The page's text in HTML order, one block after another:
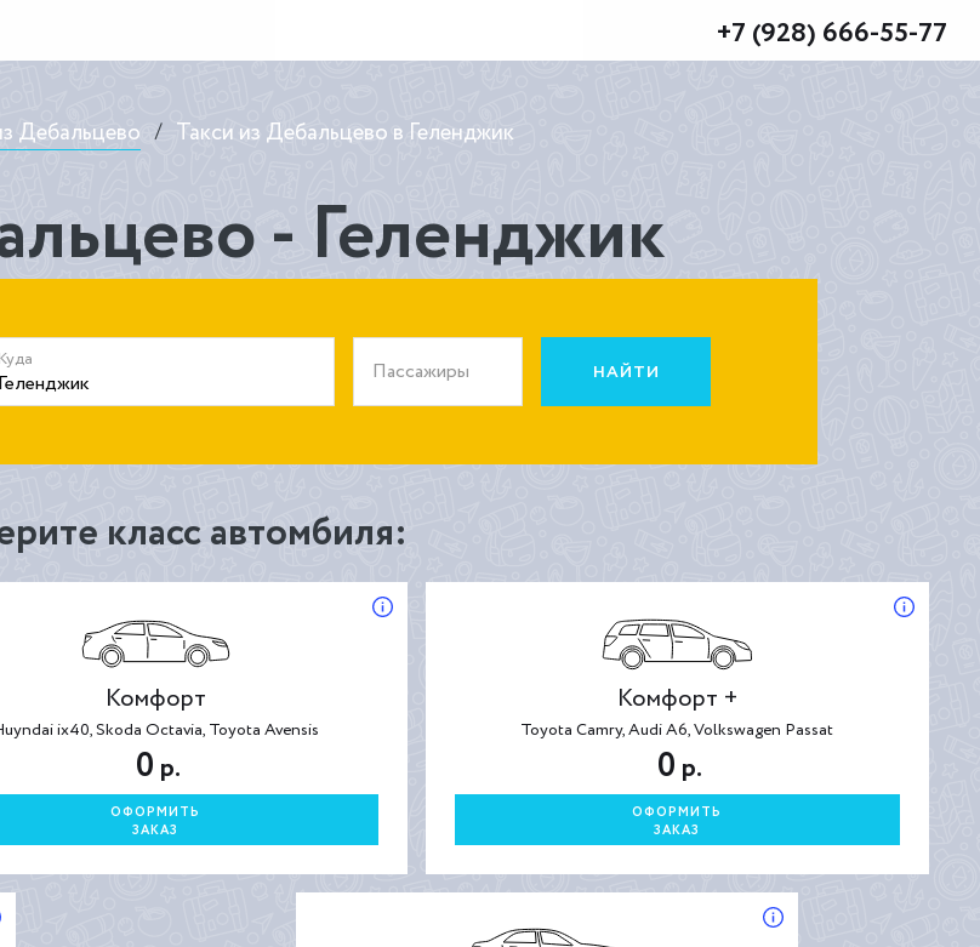
+7 (928) 666-55-77
Дебальцево / Такси из Дебальцево в Геленджик
- Геленджик
Куда Пассажиры НАЙТИ
класс автомбиля:
Комфорт
ix40, Skoda Octavia, Toyota Avensis
0 р.
ОФОРМИТЬ
ЗАКАЗ
Комфорт +
Toyota Camry, Audi A6, Volkswagen Passat
0 р.
ОФОРМИТЬ
ЗАКАЗ